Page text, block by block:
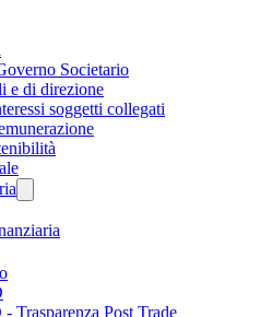
Societario
e di direzione
soggetti collegati
Trasparenza Post Trade